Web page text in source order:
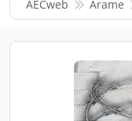
AECweb Arame